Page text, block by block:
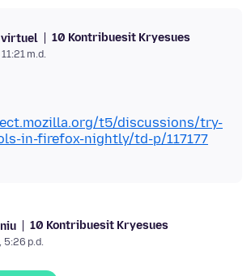
virtuel 10 Kontribuesit Kryesues
m.d.
t5/discussions/try-
in-firefox-nightly/td-p/117177
10 Kontribuesit Kryesues
p.d.